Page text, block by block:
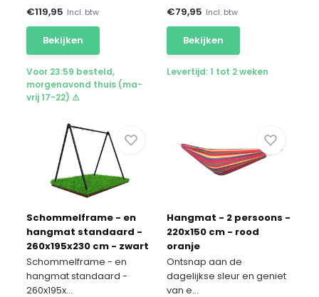
€119,95 Incl. btw
Bekijken
Voor 23:59 besteld,
morgenavond thuis (ma-
vrij 17-22) ⚠
€79,95 Incl. btw
Bekijken
Levertijd: 1 tot 2 weken
Schommelframe - en
hangmat standaard -
260x195x230 cm - zwart
Schommelframe - en
hangmat standaard -
260x195x...
Hangmat - 2 persoons -
220x150 cm - rood
oranje
Ontsnap aan de
dagelijkse sleur en geniet
van e...